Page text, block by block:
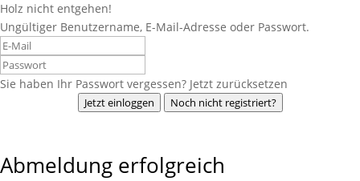
Holz nicht entgehen!
Ungültiger Benutzername, E-Mail-Adresse oder Passwort.
Sie haben Ihr Passwort vergessen? Jetzt zurücksetzen
Jetzt einloggen Noch nicht registriert?
Abmeldung erfolgreich